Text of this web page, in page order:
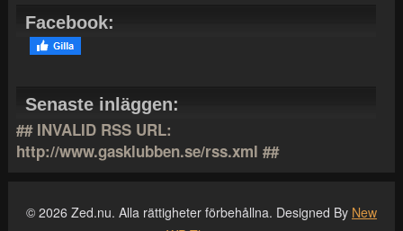
Facebook:
Senaste inläggen:
## INVALID RSS URL:
http://www.gasklubben.se/rss.xml ##
© 2026 Zed.nu. Alla rättigheter förbehållna. Designed By New